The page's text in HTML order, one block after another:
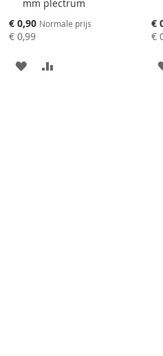
mm plectrum
Speciale
prijs
€ 0,90 Normale prijs
€ 0,99
winkelwagen
toevoegen
AAN
€
€